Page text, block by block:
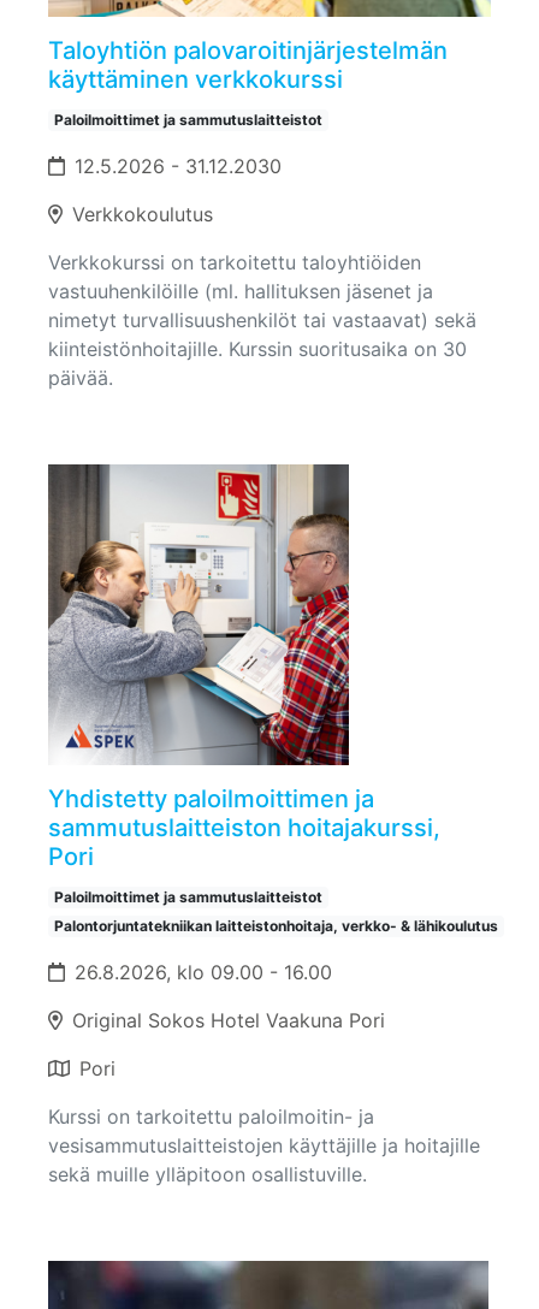
Taloyhtiön palovaroitinjärjestelmän
käyttäminen verkkokurssi
Paloilmoittimet ja sammutuslaitteistot
12.5.2026 - 31.12.2030
Verkkokoulutus
Verkkokurssi on tarkoitettu taloyhtiöiden
vastuuhenkilöille (ml. hallituksen jäsenet ja
nimetyt turvallisuushenkilöt tai vastaavat) sekä
kiinteistönhoitajille. Kurssin suoritusaika on 30
päivää.
Yhdistetty paloilmoittimen ja
sammutuslaitteiston hoitajakurssi,
Pori
Paloilmoittimet ja sammutuslaitteistot
Palontorjuntatekniikan laitteistonhoitaja, verkko- & lähikoulutus
26.8.2026, klo 09.00 - 16.00
Original Sokos Hotel Vaakuna Pori
Pori
Kurssi on tarkoitettu paloilmoitin- ja
vesisammutuslaitteistojen käyttäjille ja hoitajille
sekä muille ylläpitoon osallistuville.